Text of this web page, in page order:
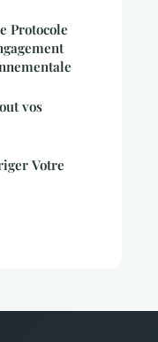
Protocole
vos
Votre